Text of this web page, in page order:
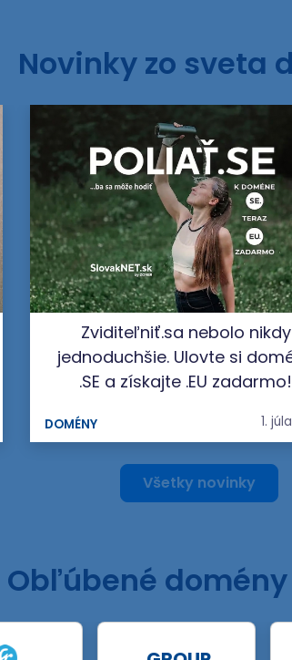
Novinky zo sveta
Zviditeľniť.sa nebolo nikdy
jednoduchšie. Ulovte si
.SE a získajte .EU zadarmo!
DOMÉNY 1.
Všetky novinky
Obľúbené